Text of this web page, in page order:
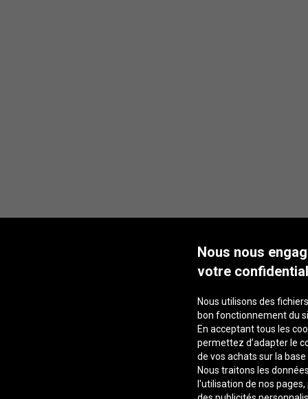
Nous nous
votre
Nous utilisons des
bon fonctionnement du
En acceptant tous les
permettez d’adapter le
de vos achats sur la
Nous traitons les
l'utilisation de nos